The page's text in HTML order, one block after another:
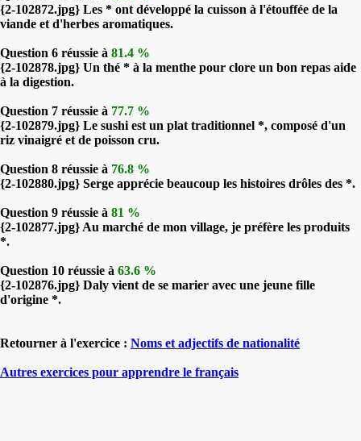
{2-102872.jpg} Les * ont développé la cuisson à l'étouffée de la
viande et d'herbes aromatiques.
Question 6 réussie à 81.4 %
{2-102878.jpg} Un thé * à la menthe pour clore un bon repas aide
à la digestion.
Question 7 réussie à 77.7 %
{2-102879.jpg} Le sushi est un plat traditionnel *, composé d'un
riz vinaigré et de poisson cru.
Question 8 réussie à 76.8 %
{2-102880.jpg} Serge apprécie beaucoup les histoires drôles des *.
Question 9 réussie à 81 %
{2-102877.jpg} Au marché de mon village, je préfère les produits
*.
Question 10 réussie à 63.6 %
{2-102876.jpg} Daly vient de se marier avec une jeune fille
d'origine *.
Retourner à l'exercice : Noms et adjectifs de nationalité
Autres exercices pour apprendre le français